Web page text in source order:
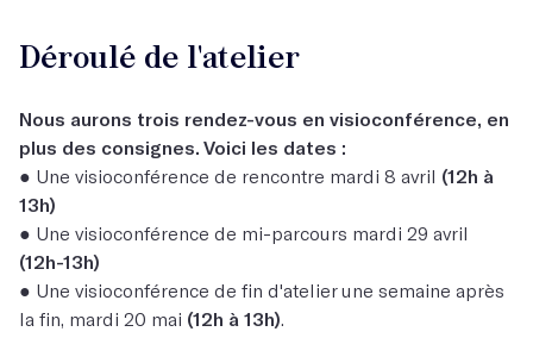
Déroulé de l'atelier
Nous aurons trois rendez-vous en visioconférence, en
plus des consignes. Voici les dates :
● Une visioconférence de rencontre mardi 8 avril (12h à
13h)
● Une visioconférence de mi-parcours mardi 29 avril
(12h-13h)
● Une visioconférence de fin d'atelier une semaine après
la fin, mardi 20 mai (12h à 13h).